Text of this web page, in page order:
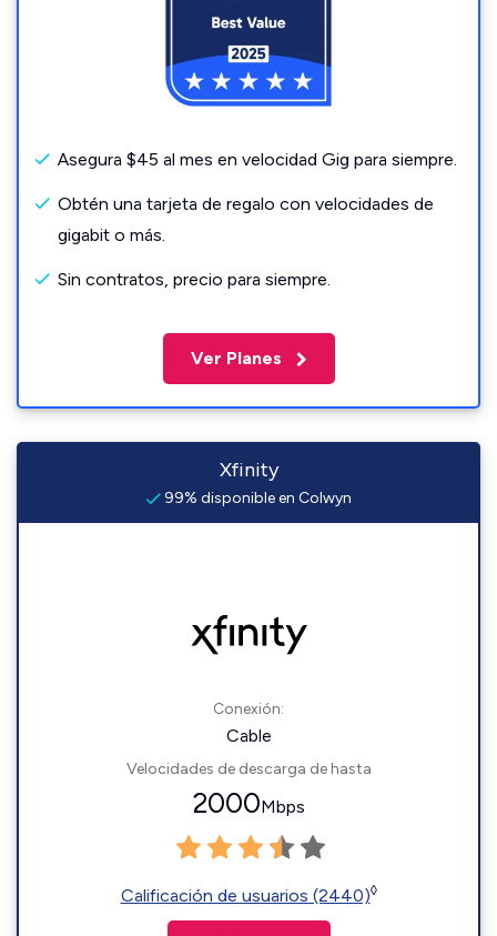
Asegura $45 al mes en velocidad Gig para siempre.
Obtén una tarjeta de regalo con velocidades de
gigabit o más.
Sin contratos, precio para siempre.
Ver Planes
Xfinity
99% disponible en Colwyn
Conexión:
Cable
Velocidades de descarga de hasta
2000Mbps
Calificación de usuarios (2440)◊